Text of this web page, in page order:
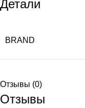
Детали
BRAND
Отзывы (0)
Отзывы